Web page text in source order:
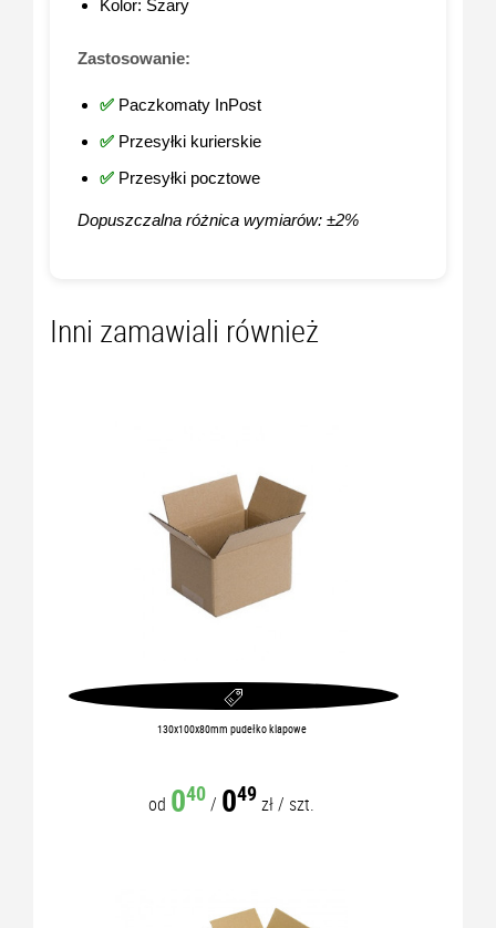
Kolor: Szary
Zastosowanie:
✅ Paczkomaty InPost
✅ Przesyłki kurierskie
✅ Przesyłki pocztowe
Dopuszczalna różnica wymiarów: ±2%
Inni zamawiali również
130x100x80mm pudełko klapowe
od 040/ 049zł/ szt.